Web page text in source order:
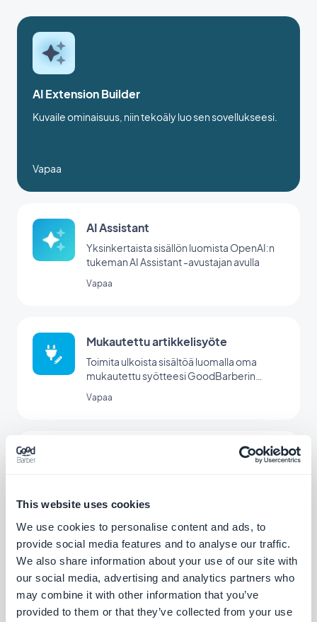
This website uses cookies
We use cookies to personalise content and ads, to
provide social media features and to analyse our traffic.
We also share information about your use of our site with
our social media, advertising and analytics partners who
may combine it with other information that you’ve
provided to them or that they’ve collected from your use
AI Extension Builder
Kuvaile ominaisuus, niin tekoäly luo sen sovellukseesi.
Vapaa
AI Assistant
Yksinkertaista sisällön luomista OpenAI:n
tukeman AI Assistant -avustajan avulla
Vapaa
Mukautettu artikkelisyöte
Toimita ulkoista sisältöä luomalla oma
mukautettu syötteesi GoodBarberin
Vapaa
syöteintegraation avulla.
Vapaa
Google Sitemap & Search Console
Optimoi PWA:n näkyvyys Googlessa.